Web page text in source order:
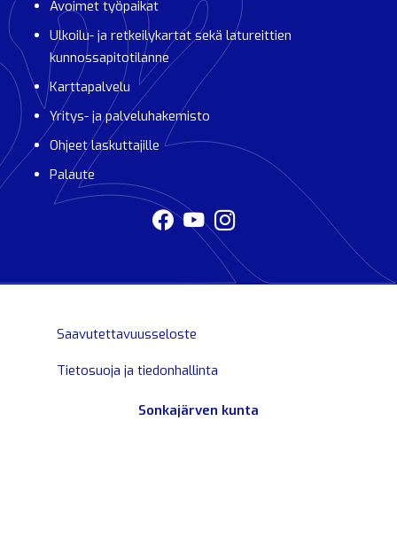
Avoimet työpaikat
Ulkoilu- ja retkeilykartat sekä latureittien
kunnossapitotilanne
Karttapalvelu
Yritys- ja palveluhakemisto
Ohjeet laskuttajille
Palaute
Sonkajärven kunta
Saavutettavuusseloste
Tietosuoja ja tiedonhallinta